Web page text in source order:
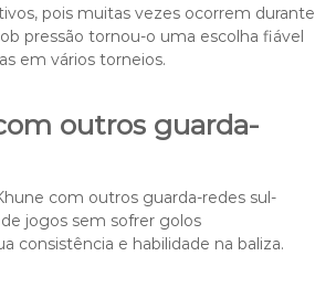
pois muitas vezes ocorrem durante
pressão tornou-o uma escolha fiável
em vários torneios.
outros guarda-
com outros guarda-redes sul-
jogos sem sofrer golos
consistência e habilidade na baliza.